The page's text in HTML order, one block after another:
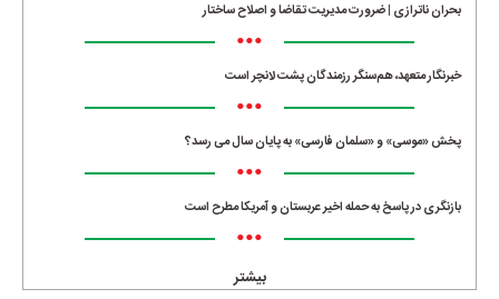
بحران ناترازی | ضرورت مدیریت تقاضا و اصلاح ساختار
•••
خبرنگار متعهد، هم‌سنگر رزمندگان پشت لانچر است
•••
پخش «موسی» و «سلمان فارسی» به پایان سال می رسد؟
•••
بازنگری در پاسخ به حمله اخیر عربستان و آمریکا مطرح است
•••
بیشتر